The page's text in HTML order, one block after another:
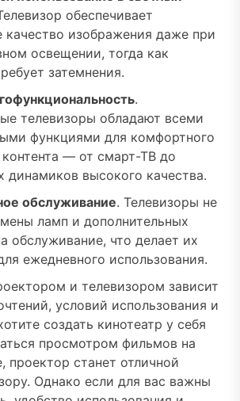
обеспечивает
качество изображения даже при
освещении, тогда как
затемнения.
.
телевизоры обладают всеми
функциями для комфортного
— от смарт-ТВ до
динамиков высокого качества.
обслуживание. Телевизоры не
ламп и дополнительных
обслуживание, что делает их
ежедневного использования.
и телевизором зависит
условий использования и
создать кинотеатр у себя
просмотром фильмов на
проектор станет отличной
Однако если для вас важны